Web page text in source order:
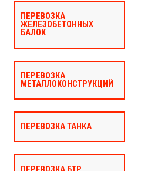
ПЕРЕВОЗКА
ЖЕЛЕЗОБЕТОННЫХ
БАЛОК
ПЕРЕВОЗКА
МЕТАЛЛОКОНСТРУКЦИЙ
ПЕРЕВОЗКА ТАНКА